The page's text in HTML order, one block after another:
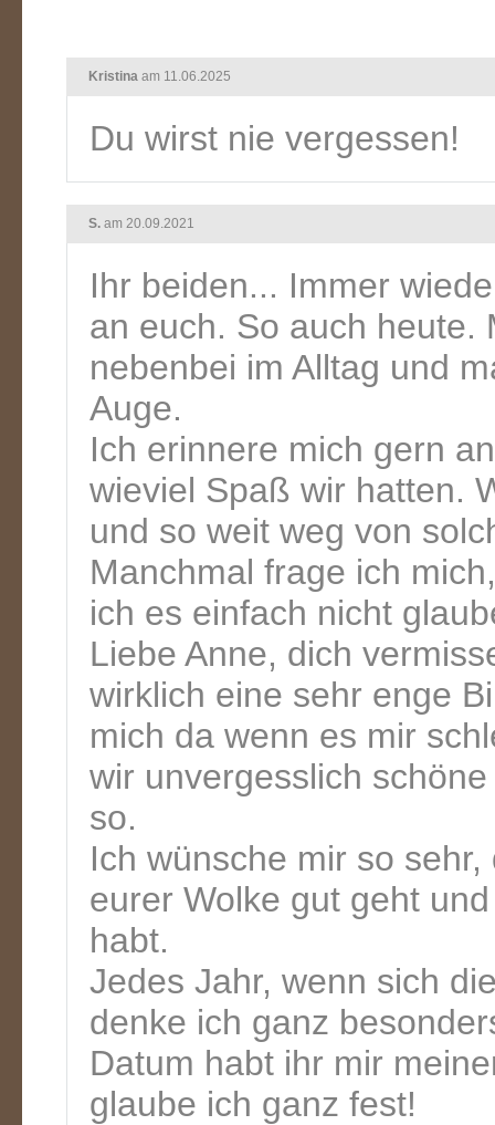
Kristina am 11.06.2025
Du wirst nie vergessen!
S. am 20.09.2021
Ihr beiden... Immer
an euch. So auch heute.
nebenbei im Alltag und
Auge.
Ich erinnere mich gern
wieviel Spaß wir hatten.
und so weit weg von
Manchmal frage ich
ich es einfach nicht
Liebe Anne, dich
wirklich eine sehr enge
mich da wenn es mir
wir unvergesslich
so.
Ich wünsche mir so
eurer Wolke gut geht
habt.
Jedes Jahr, wenn sich
denke ich ganz
Datum habt ihr mir
glaube ich ganz fest!